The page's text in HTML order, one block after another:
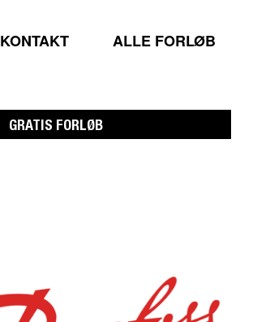
KONTAKT ALLE FORLØB
GRATIS FORLØB